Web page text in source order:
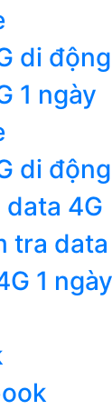
di động
1 ngày
di động
data 4G
tra
1 ngày